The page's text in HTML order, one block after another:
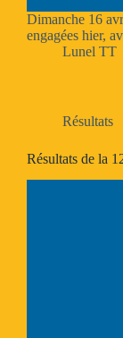
Dimanche 16
engagées hier,
Lunel TT
Résultats
Résultats de la